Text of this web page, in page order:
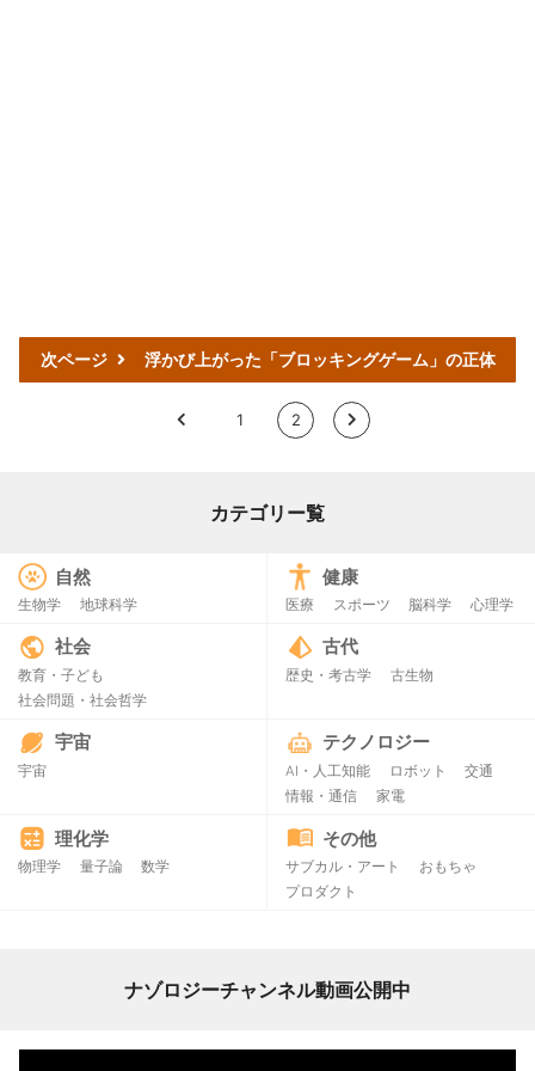
次ページ 浮かび上がった「ブロッキングゲーム」の正体
< 1 2 >
カテゴリー覧
自然
生物学 地球科学
健康
医療 スポーツ 脳科学 心理学
社会
教育・子ども
社会問題・社会哲学
古代
歴史・考古学 古生物
宇宙
宇宙
テクノロジー
AI・人工知能 ロボット
交通
情報・通信
家電
理化学
物理学 量子論 数学
その他
サブカル・アート
おもちゃ
プロダクト
ナゾロジーチャンネル動画公開中